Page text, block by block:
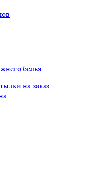
белья
на заказ